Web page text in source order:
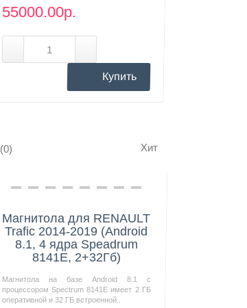
55000.00р.
Купить
(0) Хит
Нашли дешевле?
Магнитола для RENAULT
Trafic 2014-2019 (Android
8.1, 4 ядра Speadrum
8141E, 2+32Гб)
Магнитола на базе Android 8.1 с
процессором Spectrum 8141E имеет 2 ГБ
оперативной и 32 ГБ встроенной..